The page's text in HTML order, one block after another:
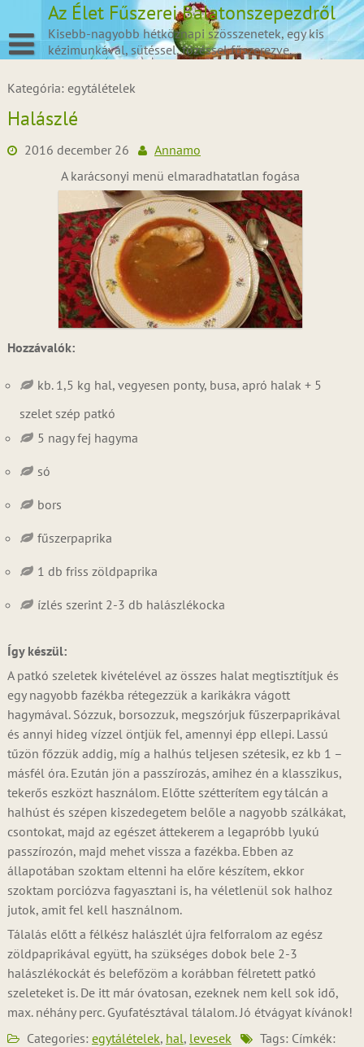
content
Az Élet Fűszerei Balatonszepezdről
Kisebb-nagyobb hétköznapi szösszenetek, egy kis
kézimunkával, sütéssel, főzéssel fűszerezve.
Kategória: egytálételek
Halászlé
2016 december 26
Annamo
A karácsonyi menü elmaradhatatlan fogása
Hozzávalók:
kb. 1,5 kg hal, vegyesen ponty, busa, apró halak + 5
szelet szép patkó
5 nagy fej hagyma
só
bors
fűszerpaprika
1 db friss zöldpaprika
ízlés szerint 2-3 db halászlékocka
Így készül:
A patkó szeletek kivételével az összes halat megtisztítjuk és
egy nagyobb fazékba rétegezzük a karikákra vágott
hagymával. Sózzuk, borsozzuk, megszórjuk fűszerpaprikával
és annyi hideg vízzel öntjük fel, amennyi épp ellepi. Lassú
tűzön főzzük addig, míg a halhús teljesen szétesik, ez kb 1 –
másfél óra. Ezután jön a passzírozás, amihez én a klasszikus,
tekerős eszközt használom. Előtte szétterítem egy tálcán a
halhúst és szépen kiszedegetem belőle a nagyobb szálkákat,
csontokat, majd az egészet áttekerem a legapróbb lyukú
passzírozón, majd mehet vissza a fazékba. Ebben az
állapotában szoktam eltenni ha előre készítem, ekkor
szoktam porciózva fagyasztani is, ha véletlenül sok halhoz
jutok, amit fel kell használnom.
Tálalás előtt a félkész halászlét újra felforralom az egész
zöldpaprikával együtt, ha szükséges dobok bele 2-3
halászlékockát és belefőzöm a korábban félretett patkó
szeleteket is. De itt már óvatosan, ezeknek nem kell sok idő,
max. néhány perc. Gyufatésztával tálalom. Jó étvágyat kívánok!
Categories: egytálételek, hal, levesek
Tags: Címkék: